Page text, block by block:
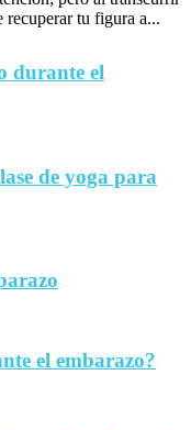
recuperar tu figura a...
durante el
de yoga para
el embarazo?